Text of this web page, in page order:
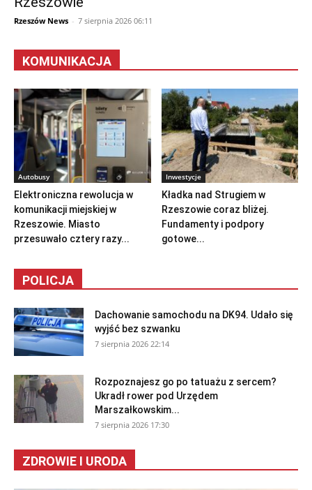
Rzeszów News - 7 sierpnia 2026 06:11
KOMUNIKACJA
Autobusy
Elektroniczna rewolucja w
komunikacji miejskiej w
Rzeszowie. Miasto
przesuwało cztery razy...
Inwestycje
Kładka nad Strugiem w
Rzeszowie coraz bliżej.
Fundamenty i podpory
gotowe...
POLICJA
Dachowanie samochodu na DK94. Udało się
wyjść bez szwanku
7 sierpnia 2026 22:14
Rozpoznajesz go po tatuażu z sercem?
Ukradł rower pod Urzędem
Marszałkowskim...
7 sierpnia 2026 17:30
ZDROWIE I URODA